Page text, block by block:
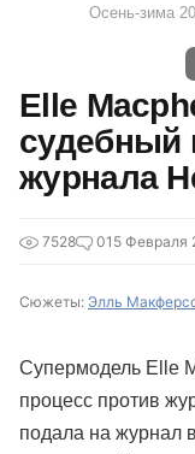
Осень-зима
Elle
судебный
журнала
7528 015 Февраля
Сюжеты: Элль
Супермодель Elle
процесс против
подала на журнал